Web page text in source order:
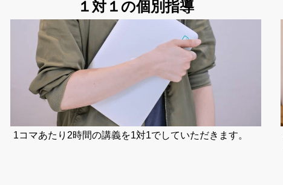
１対１の個別指導
1コマあたり2時間の講義を1対1でしていただきます。